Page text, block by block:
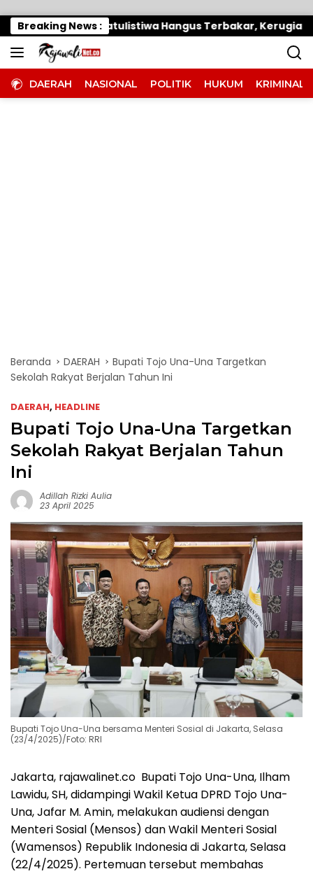
Breaking News :
Dipantai Khatulistiwa Hangus Terbakar, Kerugian
DAERAH NASIONAL POLITIK HUKUM KRIMINAL
Beranda DAERAH
Bupati Tojo Una-Una Targetkan
Sekolah Rakyat Berjalan Tahun Ini
DAERAH, HEADLINE
Bupati Tojo Una-Una Targetkan
Sekolah Rakyat Berjalan Tahun
Ini
Adillah Rizki Aulia
23 April 2025
Bupati Tojo Una-Una bersama Menteri Sosial di Jakarta, Selasa
(23/4/2025)/Foto: RRI
Jakarta, rajawalinet.co Bupati Tojo Una-Una, Ilham
Lawidu, SH, didampingi Wakil Ketua DPRD Tojo Una-
Una, Jafar M. Amin, melakukan audiensi dengan
Menteri Sosial (Mensos) dan Wakil Menteri Sosial
(Wamensos) Republik Indonesia di Jakarta, Selasa
(22/4/2025). Pertemuan tersebut membahas